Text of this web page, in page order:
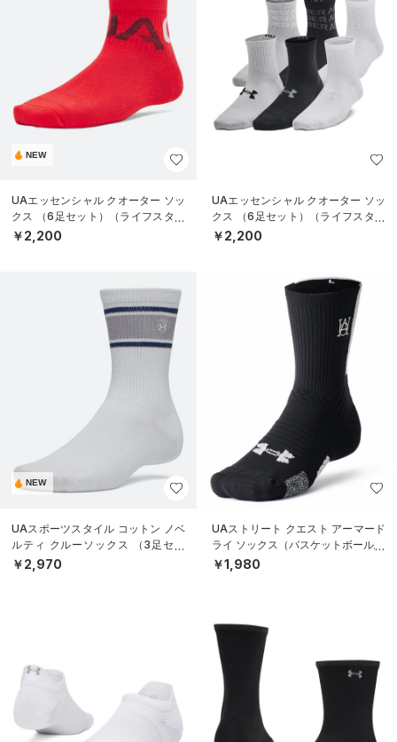
NEW
UAエッセンシャル クオーター ソッ
クス （6足セット）（ライフスタイ
ル/KIDS）
￥2,200
UAエッセンシャル クオーター ソッ
クス （6足セット）（ライフスタイ
ル/KIDS）
￥2,200
NEW
UAスポーツスタイル コットン ノベ
ルティ クルーソックス （3足セッ
ト）（トレーニング/UNISEX）
￥2,970
UAストリート クエスト アーマード
ライ ソックス（バスケットボール/U
NISEX）
￥1,980